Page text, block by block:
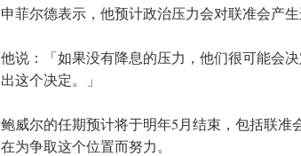
申菲尔德表示，他预计政治压力会对联准会产生
他说：「如果没有降息的压力，他们很可能会
出这个决定。」
鲍威尔的任期预计将于明年5月结束，包括联
在为争取这个位置而努力。